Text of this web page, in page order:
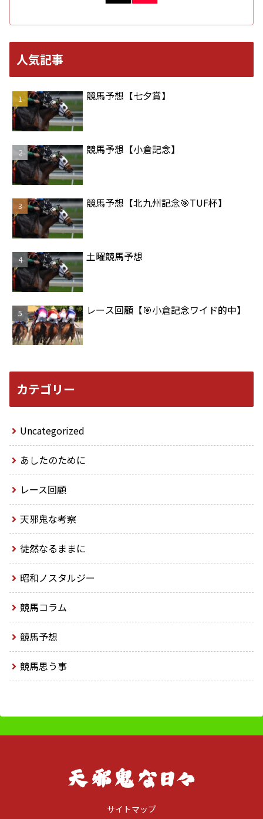
人気記事
競馬予想【七夕賞】
競馬予想【小倉記念】
競馬予想【北九州記念🎯TUF杯】
土曜競馬予想
レース回顧【🎯小倉記念ワイド的中】
カテゴリー
Uncategorized
あしたのために
レース回顧
天邪鬼な考察
徒然なるままに
昭和ノスタルジー
競馬コラム
競馬予想
競馬思う事
サイトマップ